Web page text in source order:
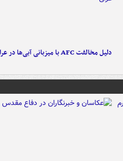
دلیل مخالفت AFC با میزبانی آبی‌ها در عراق